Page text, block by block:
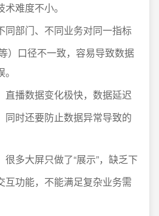
难度不小。
同部门、不同业务对同一指标
）口径不一致，容易导致数据
直播数据变化极快，数据延迟
同时还要防止数据异常导致的
很多大屏只做了“展示”，缺乏下
互功能，不能满足复杂业务需